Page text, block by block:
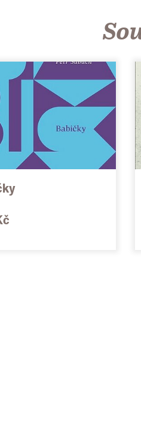
naději, že i sebetěžší rodinnou